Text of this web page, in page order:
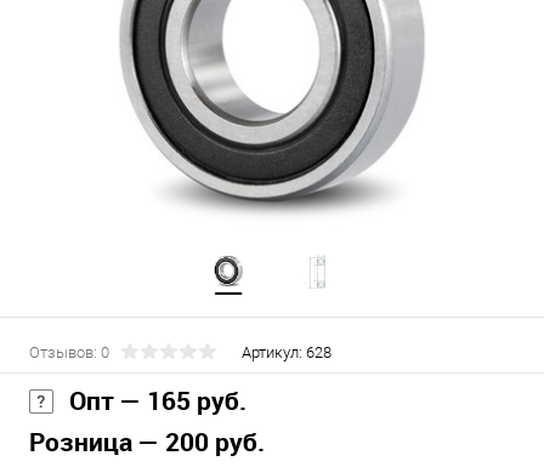
Отзывов: 0 Артикул: 628
Опт — 165 руб.
Розница — 200 руб.